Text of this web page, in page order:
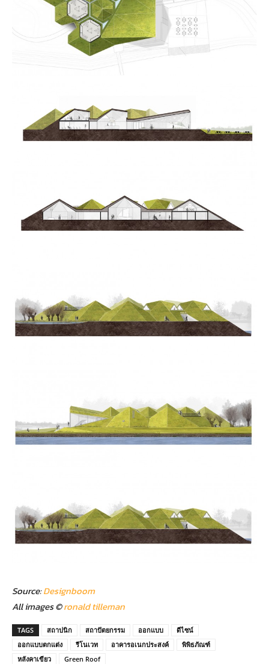
Source:Designboom
All images ©ronald tilleman
TAGS สถาปนิก สถาปัตยกรรม ออกแบบ
ดีไซน์
ออกแบบตกแต่ง
รีโนเวท อาคารอเนกประสงค์
พิพิธภัณฑ์
หลังคาเขียว
Green Roof